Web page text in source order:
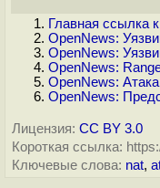
Главная ссылка
OpenNews:
OpenNews:
OpenNews:
OpenNews:
OpenNews:
Лицензия: CC BY 3.0
Короткая ссылка:
Ключевые слова: nat,